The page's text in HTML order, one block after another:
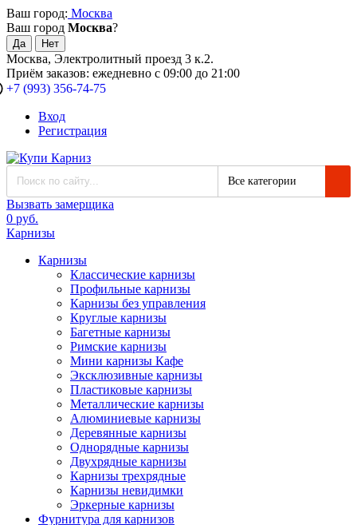
Ваш город: Москва
Ваш город Москва?
Москва, Электролитный проезд 3 к.2.
Приём заказов: ежедневно с 09:00 до 21:00
+7 (993) 356-74-75
Вход
Регистрация
Все категории
Вызвать замерщика
0 руб.
Карнизы
Карнизы
Классические карнизы
Профильные карнизы
Карнизы без управления
Круглые карнизы
Багетные карнизы
Римские карнизы
Мини карнизы Кафе
Эксклюзивные карнизы
Пластиковые карнизы
Металлические карнизы
Алюминиевые карнизы
Деревянные карнизы
Однорядные карнизы
Двухрядные карнизы
Карнизы трехрядные
Карнизы невидимки
Эркерные карнизы
Фурнитура для карнизов